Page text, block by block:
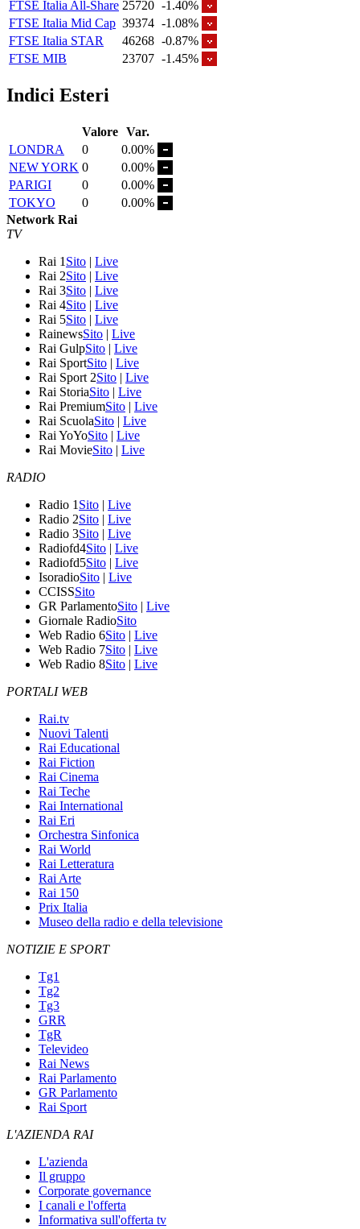
FTSE Italia All-Share 25720 -1.40%
FTSE Italia Mid Cap 39374 -1.08%
FTSE Italia STAR
46268 -0.87%
FTSE MIB
23707 -1.45%
Indici Esteri
Valore Var.
LONDRA
0
0.00%
NEW YORK 0
0.00%
PARIGI
0
0.00%
TOKYO
0
0.00%
Network Rai
TV
Rai 1 Sito | Live
Rai 2Sito | Live
Rai 3Sito | Live
Rai 4Sito | Live
Rai 5Sito | Live
RainewsSito | Live
Rai GulpSito | Live
Rai SportSito | Live
Rai Sport 2Sito | Live
Rai StoriaSito | Live
Rai PremiumSito | Live
Rai ScuolaSito | Live
Rai YoYoSito | Live
Rai MovieSito | Live
RADIO
Radio 1 Sito | Live
Radio 2Sito | Live
Radio 3Sito | Live
Radiofd4Sito | Live
Radiofd5Sito | Live
IsoradioSito | Live
CCISSSito
GR ParlamentoSito | Live
Giornale RadioSito
Web Radio 6Sito | Live
Web Radio 7Sito | Live
Web Radio 8Sito | Live
PORTALI WEB
Rai.tv
Nuovi Talenti
Rai Educational
Rai Fiction
Rai Cinema
Rai Teche
Rai International
Rai Eri
Orchestra Sinfonica
Rai World
Rai Letteratura
Rai Arte
Rai 150
Prix Italia
Museo della radio e della televisione
NOTIZIE E SPORT
Tg1
Tg2
Tg3
GRR
TgR
Televideo
Rai News
Rai Parlamento
GR Parlamento
Rai Sport
L'AZIENDA RAI
L'azienda
Il gruppo
Corporate governance
I canali e l'offerta
Informativa sull'offerta tv